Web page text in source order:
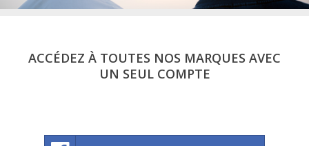
ACCÉDEZ À TOUTES NOS MARQUES AVEC
UN SEUL COMPTE